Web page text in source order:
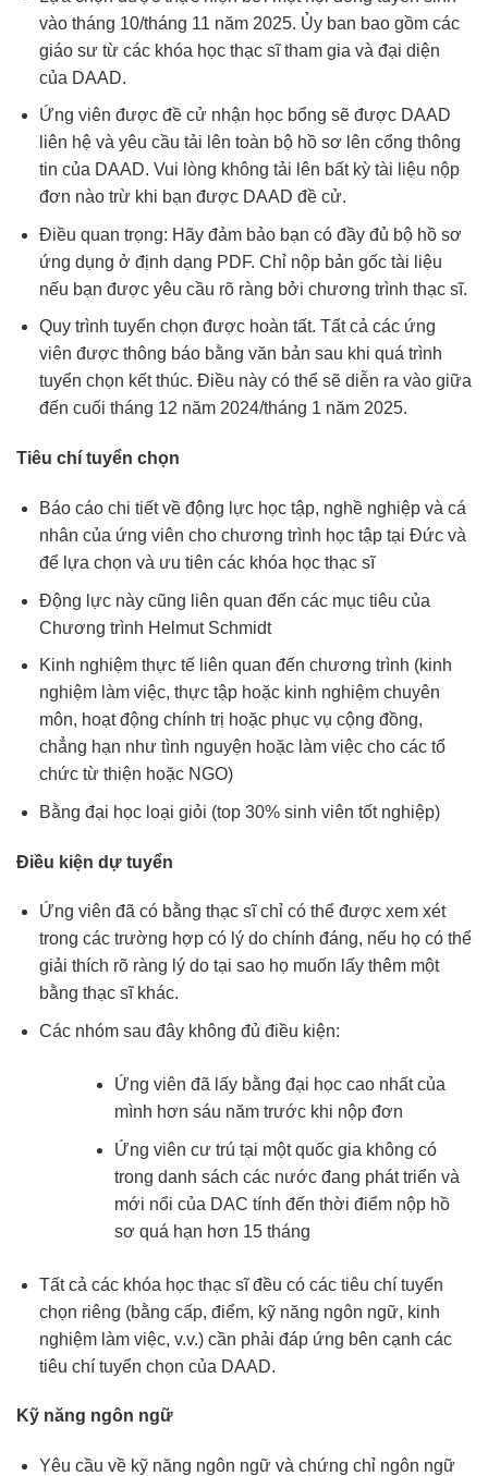
vào tháng 10/tháng 11 năm 2025. Ủy ban bao gồm các
giáo sư từ các khóa học thạc sĩ tham gia và đại diện
của DAAD.
Ứng viên được đề cử nhận học bổng sẽ được DAAD
liên hệ và yêu cầu tải lên toàn bộ hồ sơ lên cổng thông
tin của DAAD. Vui lòng không tải lên bất kỳ tài liệu nộp
đơn nào trừ khi bạn được DAAD đề cử.
Điều quan trọng: Hãy đảm bảo bạn có đầy đủ bộ hồ sơ
ứng dụng ở định dạng PDF. Chỉ nộp bản gốc tài liệu
nếu bạn được yêu cầu rõ ràng bởi chương trình thạc sĩ.
Quy trình tuyển chọn được hoàn tất. Tất cả các ứng
viên được thông báo bằng văn bản sau khi quá trình
tuyển chọn kết thúc. Điều này có thể sẽ diễn ra vào giữa
đến cuối tháng 12 năm 2024/tháng 1 năm 2025.
Tiêu chí tuyển chọn
Báo cáo chi tiết về động lực học tập, nghề nghiệp và cá
nhân của ứng viên cho chương trình học tập tại Đức và
để lựa chọn và ưu tiên các khóa học thạc sĩ
Động lực này cũng liên quan đến các mục tiêu của
Chương trình Helmut Schmidt
Kinh nghiệm thực tế liên quan đến chương trình (kinh
nghiệm làm việc, thực tập hoặc kinh nghiệm chuyên
môn, hoạt động chính trị hoặc phục vụ cộng đồng,
chẳng hạn như tình nguyện hoặc làm việc cho các tổ
chức từ thiện hoặc NGO)
Bằng đại học loại giỏi (top 30% sinh viên tốt nghiệp)
Điều kiện dự tuyển
Ứng viên đã có bằng thạc sĩ chỉ có thể được xem xét
trong các trường hợp có lý do chính đáng, nếu họ có thể
giải thích rõ ràng lý do tại sao họ muốn lấy thêm một
bằng thạc sĩ khác.
Các nhóm sau đây không đủ điều kiện:
Ứng viên đã lấy bằng đại học cao nhất của
mình hơn sáu năm trước khi nộp đơn
Ứng viên cư trú tại một quốc gia không có
trong danh sách các nước đang phát triển và
mới nổi của DAC tính đến thời điểm nộp hồ
sơ quá hạn hơn 15 tháng
Tất cả các khóa học thạc sĩ đều có các tiêu chí tuyển
chọn riêng (bằng cấp, điểm, kỹ năng ngôn ngữ, kinh
nghiệm làm việc, v.v.) cần phải đáp ứng bên cạnh các
tiêu chí tuyển chọn của DAAD.
Kỹ năng ngôn ngữ
Yêu cầu về kỹ năng ngôn ngữ và chứng chỉ ngôn ngữ